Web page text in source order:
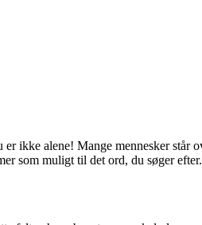
ikke alene! Mange mennesker står
som muligt til det ord, du søger efter.